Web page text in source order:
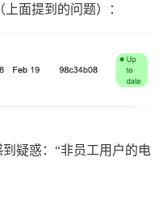
面提到的问题）：
疑惑：“非员工用户的电